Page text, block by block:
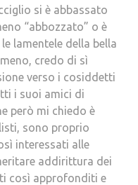
si è abbassato
“abbozzato” o è
lamentele della bella
credo di sì
verso i cosiddetti
i suoi amici di
però mi chiedo è
sono proprio
interessati alle
addirittura dei
così approfonditi e